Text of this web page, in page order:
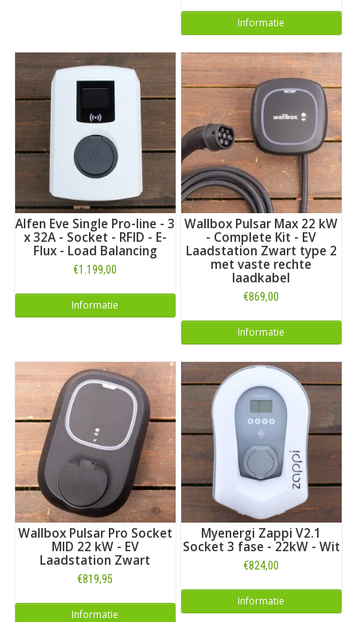
Informatie
Alfen Eve Single Pro-line - 3
x 32A - Socket - RFID - E-
Flux - Load Balancing
€1.199,00
Informatie
Wallbox Pulsar Max 22 kW
- Complete Kit - EV
Laadstation Zwart type 2
met vaste rechte
laadkabel
€869,00
Informatie
Wallbox Pulsar Pro Socket
MID 22 kW - EV
Laadstation Zwart
€819,95
Informatie
Myenergi Zappi V2.1
Socket 3 fase - 22kW - Wit
€824,00
Informatie